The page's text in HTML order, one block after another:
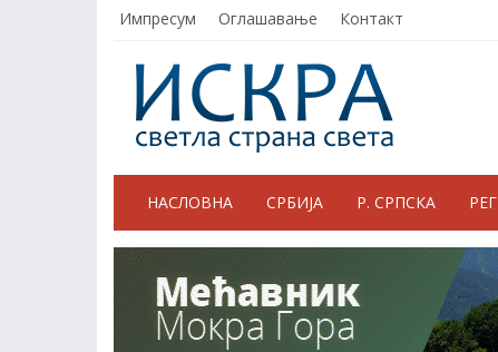
Импресум Оглашавање Контакт
НАСЛОВНА СРБИЈА Р. СРПСКА